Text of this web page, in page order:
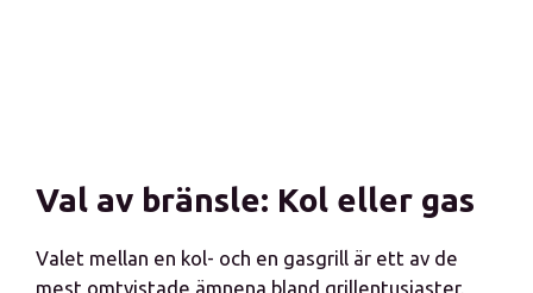
Val av bränsle: Kol eller gas
Valet mellan en kol- och en gasgrill är ett av de
mest omtvistade ämnena bland grillentusiaster.